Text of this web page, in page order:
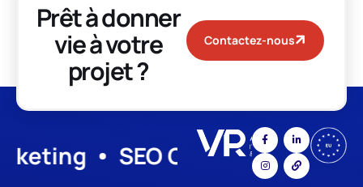
Prêt à donner
vie à votre
projet ?
Contactez-nous
SEO Optimization